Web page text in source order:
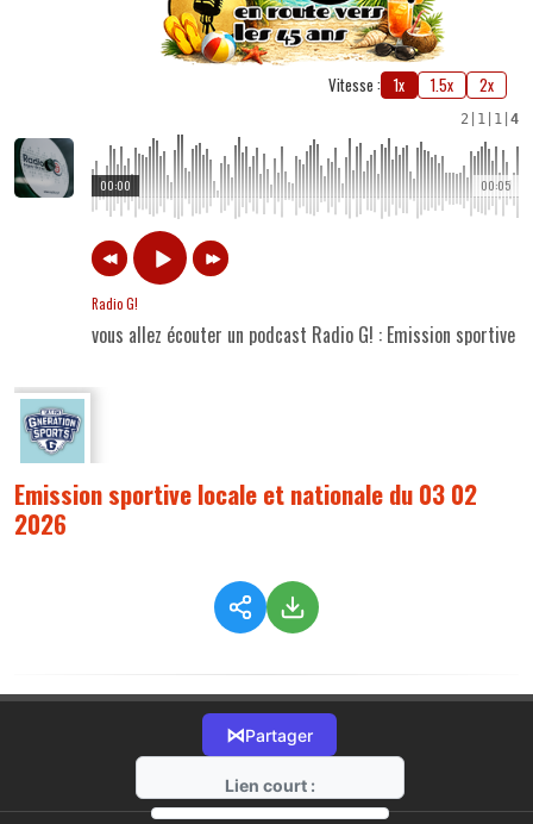
Vitesse : 1x 1.5x 2x
2 1 1 4
00:05
00:00
Radio G!
vous allez écouter un podcast Radio G! : Emission
Emission sportive locale et nationale du 03 02
2026
⋈Partager
Lien court :